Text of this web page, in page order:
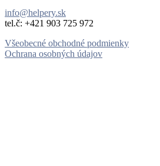
info@helpery.sk
tel.č: ‪+421 903 725 972
Všeobecné obchodné podmienky
Ochrana osobných údajov